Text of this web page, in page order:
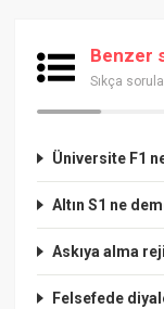
Benzer
Sıkça
Üniversite F1
Altın S1 ne
Askıya alma
Felsefede